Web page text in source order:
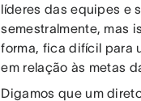
líderes das equipes e
semestralmente, mas
forma, fica difícil para
em relação às metas
Digamos que um